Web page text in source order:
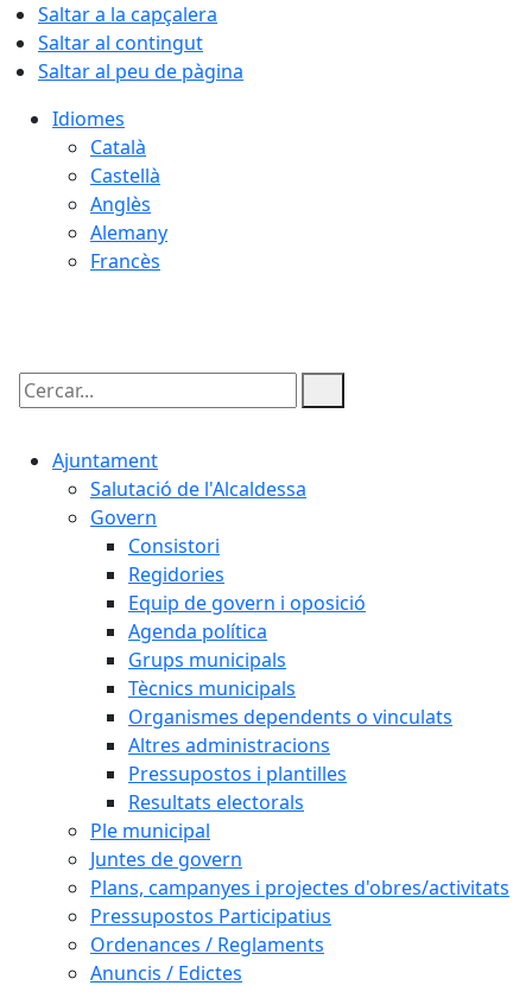
Saltar a la capçalera
Saltar al contingut
Saltar al peu de pàgina
Idiomes
Català
Castellà
Anglès
Alemany
Francès
Cercar:
Ajuntament
Salutació de l'Alcaldessa
Govern
Consistori
Regidories
Equip de govern i oposició
Agenda política
Grups municipals
Tècnics municipals
Organismes dependents o vinculats
Altres administracions
Pressupostos i plantilles
Resultats electorals
Ple municipal
Juntes de govern
Plans, campanyes i projectes d'obres/activitats
Pressupostos Participatius
Ordenances / Reglaments
Anuncis / Edictes